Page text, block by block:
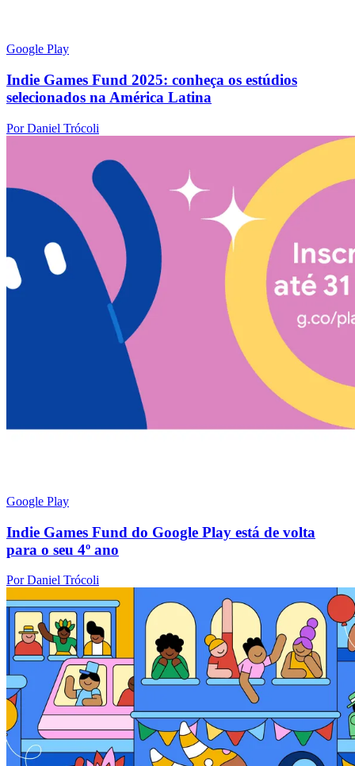
Google Play
Indie Games Fund 2025: conheça os estúdios
selecionados na América Latina
Por Daniel Trócoli
Google Play
Indie Games Fund do Google Play está de volta
para o seu 4º ano
Por Daniel Trócoli